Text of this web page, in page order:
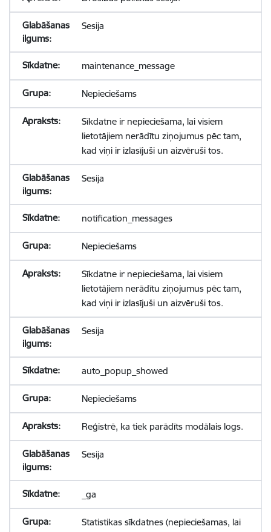
Sesija
maintenance_message
Nepieciešams
Sīkdatne ir nepieciešama, lai visiem
lietotājiem nerādītu ziņojumus pēc tam,
kad viņi ir izlasījuši un aizvēruši tos.
Sesija
notification_messages
Nepieciešams
Sīkdatne ir nepieciešama, lai visiem
lietotājiem nerādītu ziņojumus pēc tam,
kad viņi ir izlasījuši un aizvēruši tos.
Sesija
auto_popup_showed
Nepieciešams
Reģistrē, ka tiek parādīts modālais logs.
Sesija
_ga
Statistikas sīkdatnes (nepieciešamas, lai